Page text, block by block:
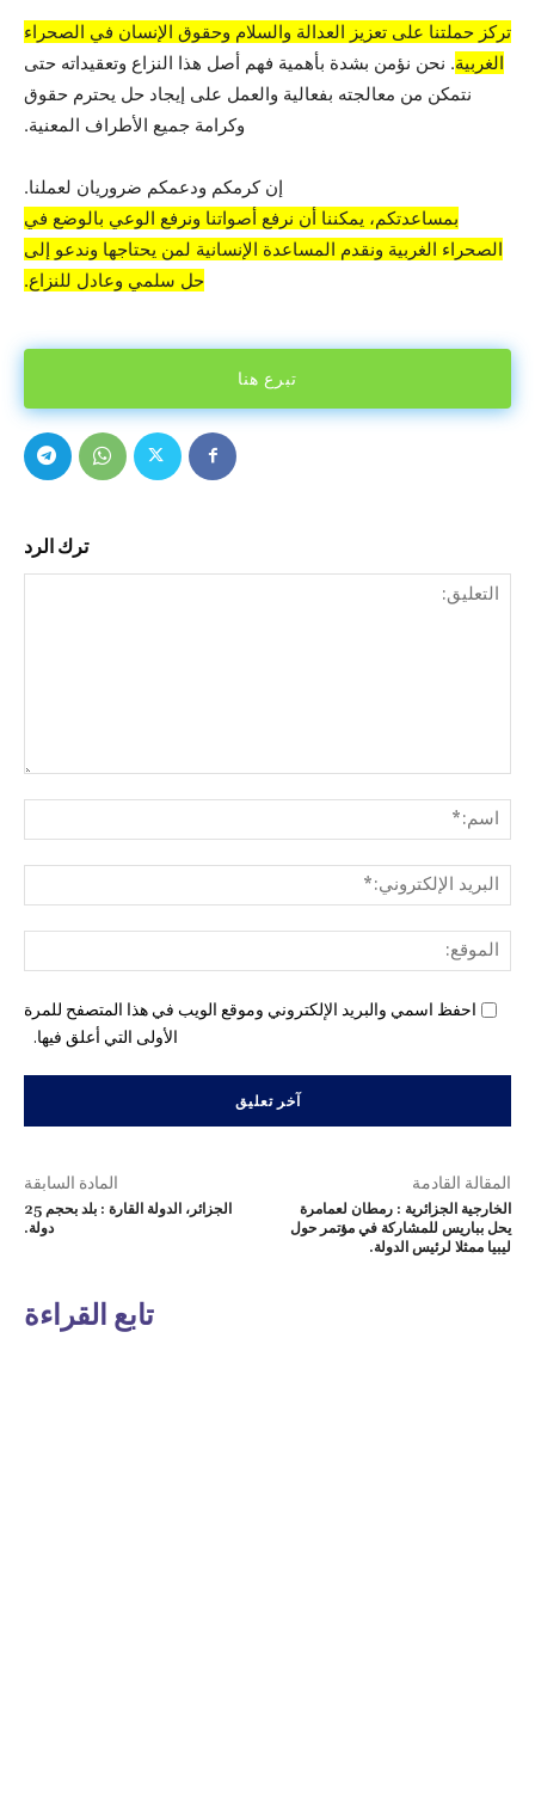
تركز حملتنا على تعزيز العدالة والسلام وحقوق الإنسان في الصحراء
الغربية. نحن نؤمن بشدة بأهمية فهم أصل هذا النزاع وتعقيداته حتى
نتمكن من معالجته بفعالية والعمل على إيجاد حل يحترم حقوق
وكرامة جميع الأطراف المعنية.
إن كرمكم ودعمكم ضروريان لعملنا.
بمساعدتكم، يمكننا أن نرفع أصواتنا ونرفع الوعي بالوضع في
الصحراء الغربية ونقدم المساعدة الإنسانية لمن يحتاجها وندعو إلى
حل سلمي وعادل للنزاع.
تبرع هنا
ترك الرد
احفظ اسمي والبريد الإلكتروني وموقع الويب في هذا المتصفح للمرة
الأولى التي أعلق فيها.
المادة السابقة
الجزائر، الدولة القارة : بلد بحجم 25
دولة.
المقالة القادمة
الخارجية الجزائرية : رمطان لعمامرة
يحل بباريس للمشاركة في مؤتمر حول
ليبيا ممثلا لرئيس الدولة.
تابع القراءة